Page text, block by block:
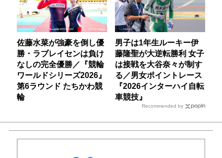
佐藤水菜が強豪を倒し優
勝・ラブレイセンは負け
なしの完全優勝／『競輪
ワールドシリーズ2026』
第6ラウンド たちかわ競
輪
男子は1年生ルーキー伊
藤隆聖が大逆転勝利 女子
は接戦を大谷奈々が制す
る／男女ポイントレース
『2026インターハイ自転
車競技』
Recommended by